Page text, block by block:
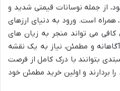
از جمله نوسانات قیمتی شدید و
همراه است. ورود به دنیای ارزهای
کافی می تواند منجر به زیان های
و مطمئن، نیاز به یک نقشه
بتوانند با درک کامل از فرصت
بردارند و اولین خرید مطمئن خود